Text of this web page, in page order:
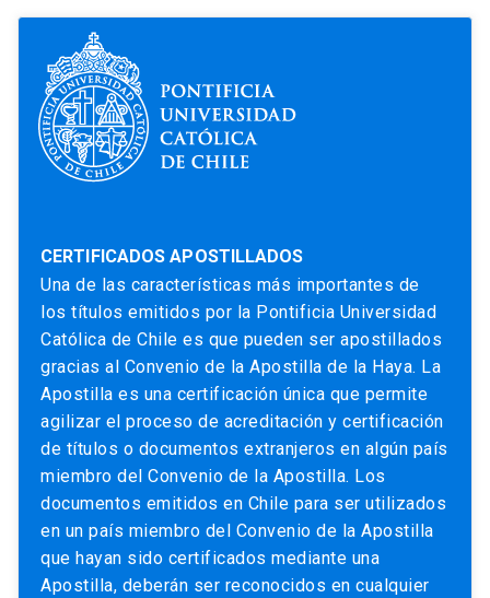
CERTIFICADOS APOSTILLADOS
Una de las características más importantes de
los títulos emitidos por la Pontificia Universidad
Católica de Chile es que pueden ser apostillados
gracias al Convenio de la Apostilla de la Haya. La
Apostilla es una certificación única que permite
agilizar el proceso de acreditación y certificación
de títulos o documentos extranjeros en algún país
miembro del Convenio de la Apostilla. Los
documentos emitidos en Chile para ser utilizados
en un país miembro del Convenio de la Apostilla
que hayan sido certificados mediante una
Apostilla, deberán ser reconocidos en cualquier